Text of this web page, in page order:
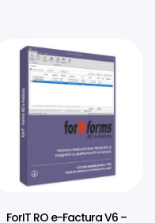
ForIT RO e-Factura V6 –